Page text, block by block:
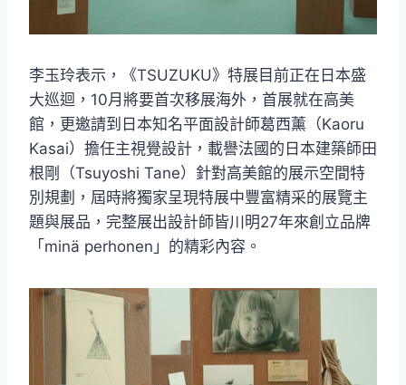
李玉玲表示，《TSUZUKU》特展目前正在日本盛
大巡迴，10月將要首次移展海外，首展就在高美
館，更邀請到日本知名平面設計師葛西薰（Kaoru
Kasai）擔任主視覺設計，載譽法國的日本建築師田
根剛（Tsuyoshi Tane）針對高美館的展示空間特
別規劃，屆時將獨家呈現特展中豐富精采的展覽主
題與展品，完整展出設計師皆川明27年來創立品牌
「minä perhonen」的精彩內容。